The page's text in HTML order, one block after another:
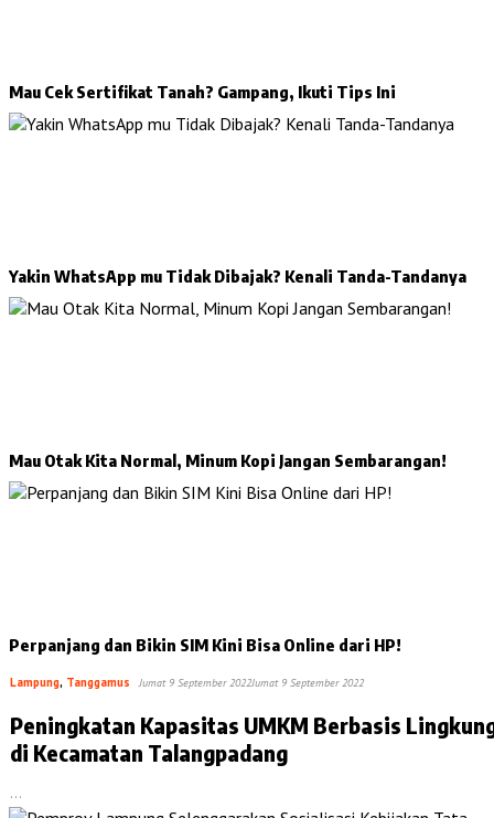
Mau Cek Sertifikat Tanah? Gampang, Ikuti Tips Ini
Yakin WhatsApp mu Tidak Dibajak? Kenali Tanda-Tandanya
Mau Otak Kita Normal, Minum Kopi Jangan Sembarangan!
Perpanjang dan Bikin SIM Kini Bisa Online dari HP!
Lampung, Tanggamus Jumat 9 September 2022Jumat 9 September 2022
Peningkatan Kapasitas UMKM Berbasis
di Kecamatan Talangpadang
…